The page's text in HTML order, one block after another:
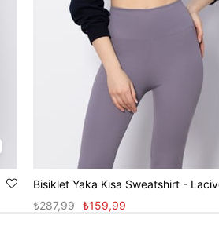
Bisiklet Yaka Kısa Sweatshirt -
₺159,99
₺287,99